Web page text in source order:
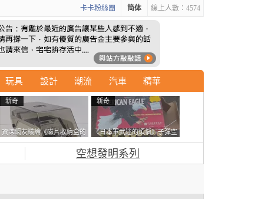
線上人數：4574
简体
卡卡粉絲團
玩具 設計 潮流 汽車 精華
新奇
資深網友議論《磁片收納盒的
鎖有什麼用》想偷的話整盒拿
新奇
《日本軍武迷的煩惱》子彈空
盒在日本超級貴 美國網友直
接一大箱寄給他了
空想發明系列